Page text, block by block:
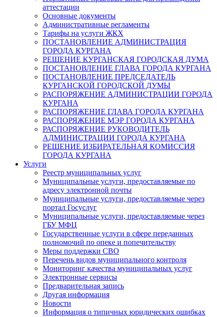
аттестации
Основные документы
Административные регламенты
Тарифы на услуги ЖКХ
ПОСТАНОВЛЕНИЕ АДМИНИСТРАЦИЯ
ГОРОДА КУРГАНА
РЕШЕНИЕ КУРГАНСКАЯ ГОРОДСКАЯ ДУМА
ПОСТАНОВЛЕНИЕ ГЛАВА ГОРОДА КУРГАНА
ПОСТАНОВЛЕНИЕ ПРЕДСЕДАТЕЛЬ
КУРГАНСКОЙ ГОРОДСКОЙ ДУМЫ
РАСПОРЯЖЕНИЕ АДМИНИСТРАЦИИ ГОРОДА
КУРГАНА
РАСПОРЯЖЕНИЕ ГЛАВА ГОРОДА КУРГАНА
РАСПОРЯЖЕНИЕ МЭР ГОРОДА КУРГАНА
РАСПОРЯЖЕНИЕ РУКОВОДИТЕЛЬ
АДМИНИСТРАЦИИ ГОРОДА КУРГАНА
РЕШЕНИЕ ИЗБИРАТЕЛЬНАЯ КОМИССИЯ
ГОРОДА КУРГАНА
Услуги
Реестр муниципальных услуг
Муниципальные услуги, предоставляемые по
адресу электронной почты
Муниципальные услуги, предоставляемые через
портал Госуслуг
Муниципальные услуги, предоставляемые через
ГБУ МФЦ
Государственные услуги в сфере переданных
полномочий по опеке и попечительству
Меры поддержки СВО
Перечень видов муниципального контроля
Мониторинг качества муниципальных услуг
Электронные сервисы
Предварительная запись
Другая информация
Новости
Информация о типичных юридических ошибках